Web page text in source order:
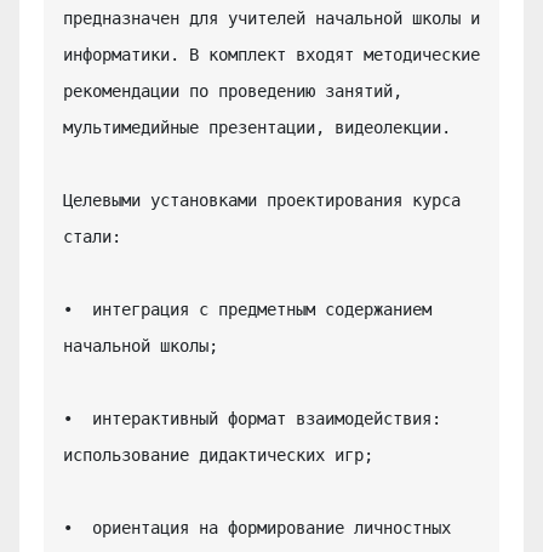
предназначен для учителей начальной школы и
информатики. В комплект входят методические
рекомендации по проведению занятий,
мультимедийные презентации, видеолекции.
Целевыми установками проектирования курса
стали:
•  интеграция с предметным содержанием
начальной школы;
•  интерактивный формат взаимодействия:
использование дидактических игр;
•  ориентация на формирование личностных